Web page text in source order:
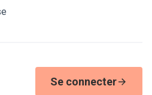
Se connecter